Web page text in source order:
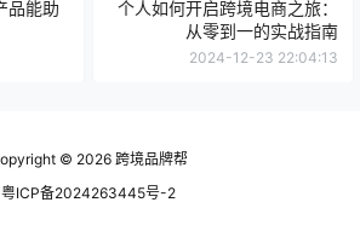
品能助
个人如何开启跨境电商之旅：
从零到一的实战指南
2024-12-23 22:04:13
© 2026 跨境品牌帮
粤ICP备2024263445号-2